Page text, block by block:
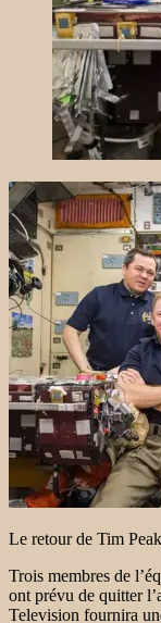
Le retour de Tim
Trois membres de
ont prévu de quitter
Television fournira